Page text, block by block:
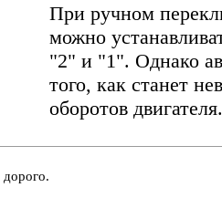
При ручном
можно
"2" и "1". Однако
того, как станет
оборотов двигателя.